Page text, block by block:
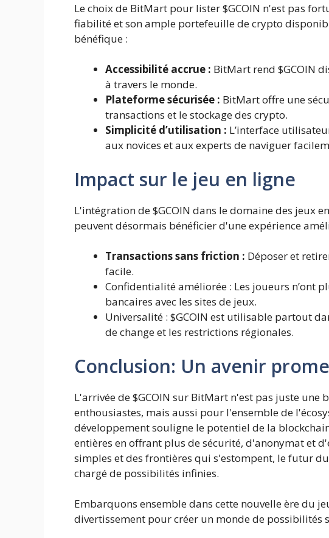
Le choix de BitMart pour lister $GCOIN n'est pas
fiabilité et son ample portefeuille de crypto
bénéfique :
Accessibilité accrue : BitMart rend $GCOIN
à travers le monde.
Plateforme sécurisée : BitMart offre une
transactions et le stockage des crypto.
Simplicité d’utilisation : L’interface
aux novices et aux experts de naviguer
Impact sur le jeu en ligne
L'intégration de $GCOIN dans le domaine des jeux
peuvent désormais bénéficier d'une expérience
Transactions sans friction : Déposer et
facile.
Confidentialité améliorée : Les joueurs n’ont
bancaires avec les sites de jeux.
Universalité : $GCOIN est utilisable partout
de change et les restrictions régionales.
Conclusion: Un avenir
L'arrivée de $GCOIN sur BitMart n'est pas juste une
enthousiastes, mais aussi pour l'ensemble de
développement souligne le potentiel de la
entières en offrant plus de sécurité, d'anonymat et
simples et des frontières qui s'estompent, le futur
chargé de possibilités infinies.
Embarquons ensemble dans cette nouvelle ère du
divertissement pour créer un monde de possibilités